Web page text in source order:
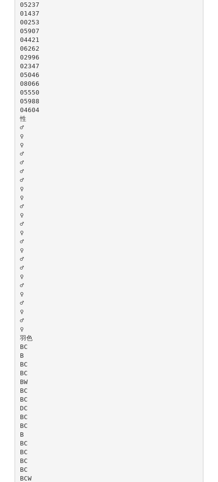
05237
01437
00253
05907
04421
06262
02996
02347
05046
08066
05550
05988
04604
性
♂
♀
♀
♂
♂
♂
♂
♀
♀
♂
♀
♂
♀
♂
♀
♂
♂
♀
♂
♀
♂
♀
♂
♀
羽色
BC
B
BC
BC
BW
BC
BC
DC
BC
BC
B
BC
BC
BC
BC
BCW